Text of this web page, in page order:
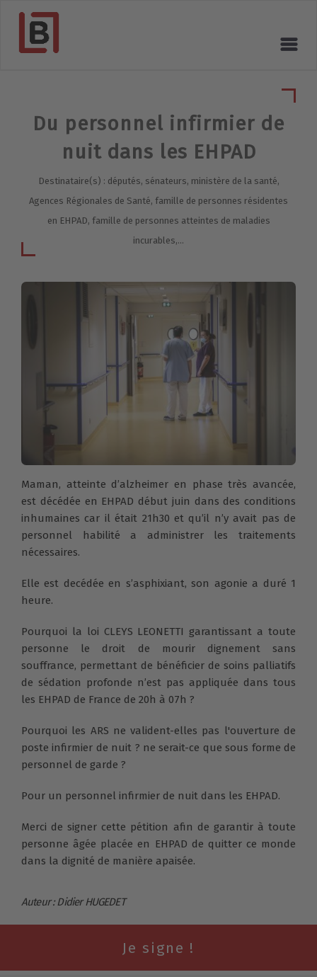
Du personnel infirmier de
nuit dans les EHPAD
Destinataire(s) : députés, sénateurs, ministère de la santé,
Agences Régionales de Santé, famille de personnes résidentes
en EHPAD, famille de personnes atteintes de maladies
incurables,...
Maman, atteinte d’alzheimer en phase très avancée,
est décédée en EHPAD début juin dans des conditions
inhumaines car il était 21h30 et qu’il n’y avait pas de
personnel habilité a administrer les traitements
nécessaires.
Elle est decédée en s’asphixiant, son agonie a duré 1
heure.
Pourquoi la loi CLEYS LEONETTI garantissant a toute
personne le droit de mourir dignement sans
souffrance, permettant de bénéficier de soins palliatifs
de sédation profonde n’est pas appliquée dans tous
les EHPAD de France de 20h à 07h ?
Pourquoi les ARS ne valident-elles pas l'ouverture de
poste infirmier de nuit ? ne serait-ce que sous forme de
personnel de garde ?
Pour un personnel infirmier de nuit dans les EHPAD.
Merci de signer cette pétition afin de garantir à toute
personne âgée placée en EHPAD de quitter ce monde
dans la dignité de manière apaisée.
Auteur : Didier HUGEDET